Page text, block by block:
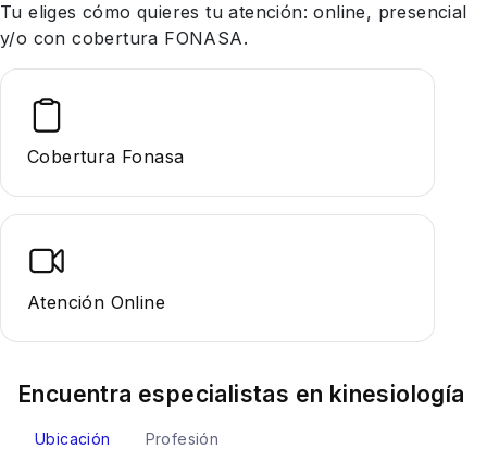
Tu eliges cómo quieres tu atención: online, presencial
y/o con cobertura FONASA.
Cobertura Fonasa
Atención Online
Encuentra especialistas en kinesiología
Ubicación Profesión